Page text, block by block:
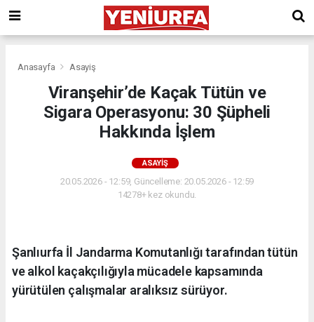
Anasayfa Asayiş
Viranşehir’de Kaçak Tütün ve
Sigara Operasyonu: 30 Şüpheli
Hakkında İşlem
ASAYIŞ
20.05.2026 - 12:59, Güncelleme: 20.05.2026 - 12:59
14278+ kez okundu.
Şanlıurfa İl Jandarma Komutanlığı tarafından tütün
ve alkol kaçakçılığıyla mücadele kapsamında
yürütülen çalışmalar aralıksız sürüyor.